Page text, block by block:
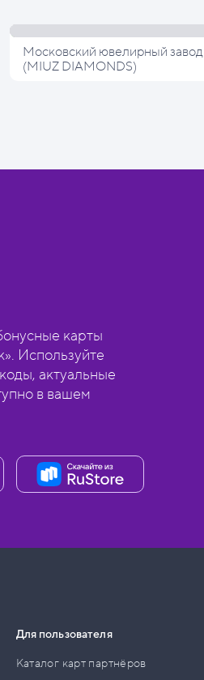
Московский ювелирный завод
(MIUZ DIAMONDS)
карты
Используйте
актуальные
в вашем
Для пользователя
Каталог карт партнёров